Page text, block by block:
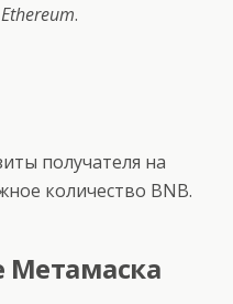
Ethereum.
получателя на
количество BNB.